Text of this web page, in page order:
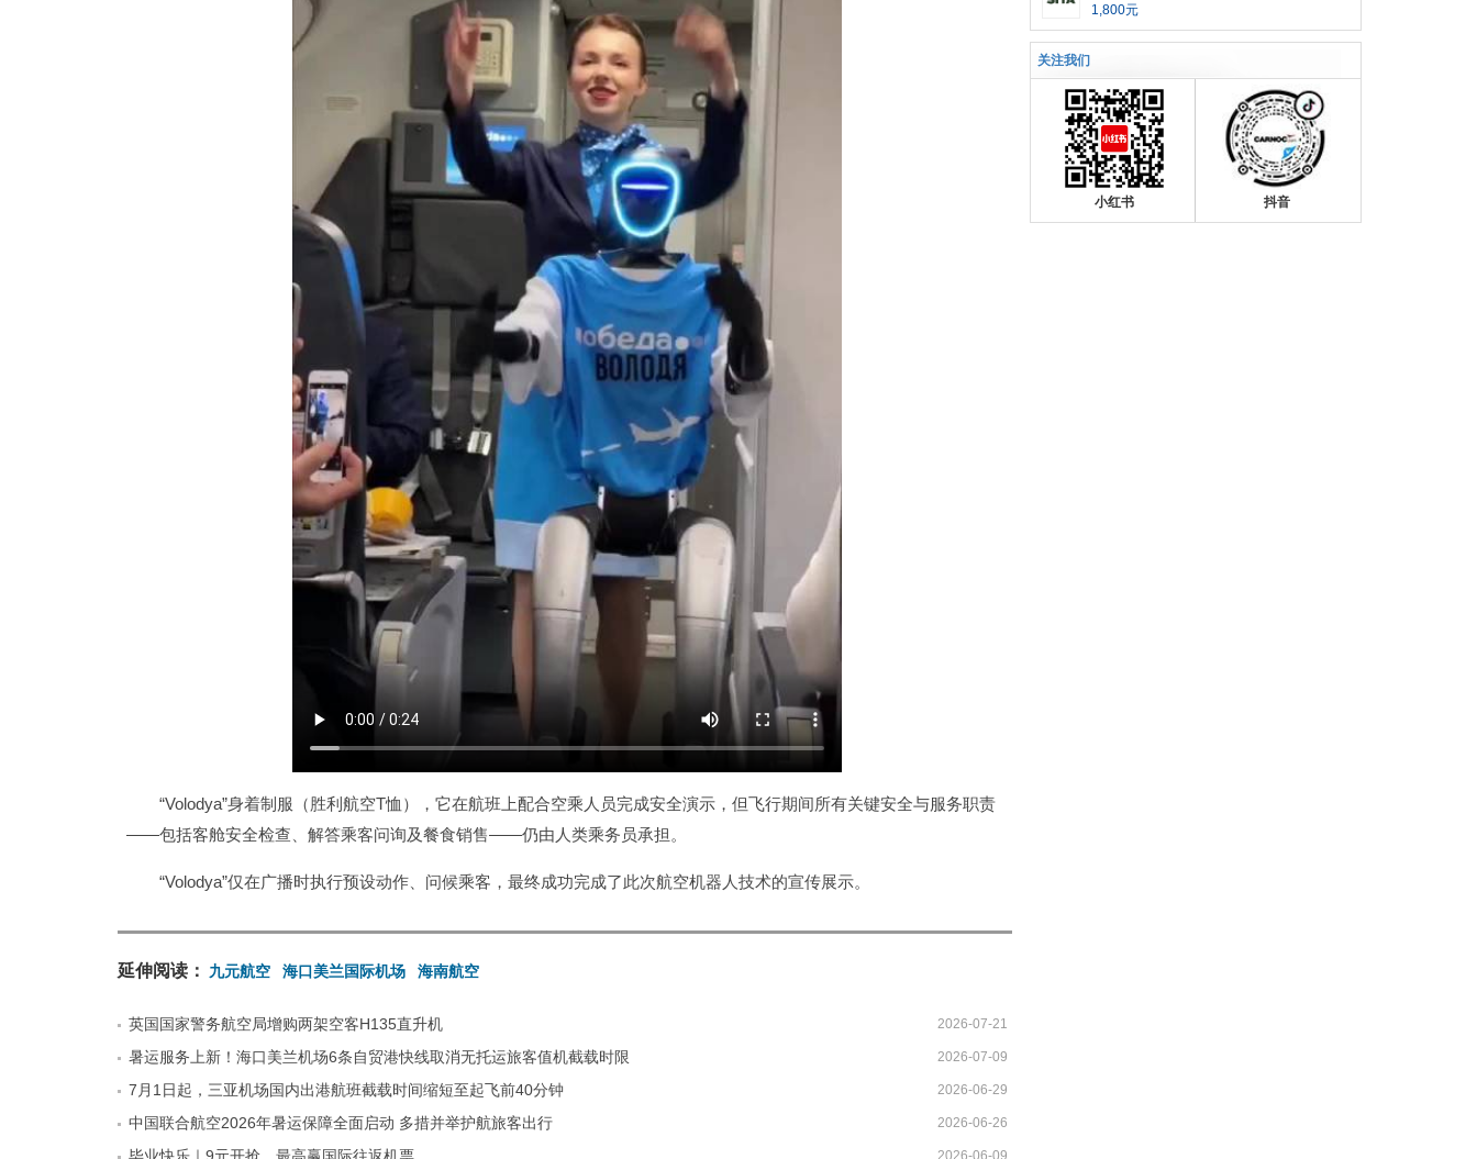
“Volodya”身着制服（胜利航空T恤），它在航班上配合空乘人员完成安全演示，但飞行期间所有关键安全与服务职责
——包括客舱安全检查、解答乘客问询及餐食销售——仍由人类乘务员承担。
“Volodya”仅在广播时执行预设动作、问候乘客，最终成功完成了此次航空机器人技术的宣传展示。
延伸阅读： 九元航空 海口美兰国际机场 海南航空
英国国家警务航空局增购两架空客H135直升机 2026-07-21
暑运服务上新！海口美兰机场6条自贸港快线取消无托运旅客值机截载时限 2026-07-09
7月1日起，三亚机场国内出港航班截载时间缩短至起飞前40分钟 2026-06-29
中国联合航空2026年暑运保障全面启动 多措并举护航旅客出行 2026-06-26
2026-06-09
1,800元
关注我们
小红书 抖音